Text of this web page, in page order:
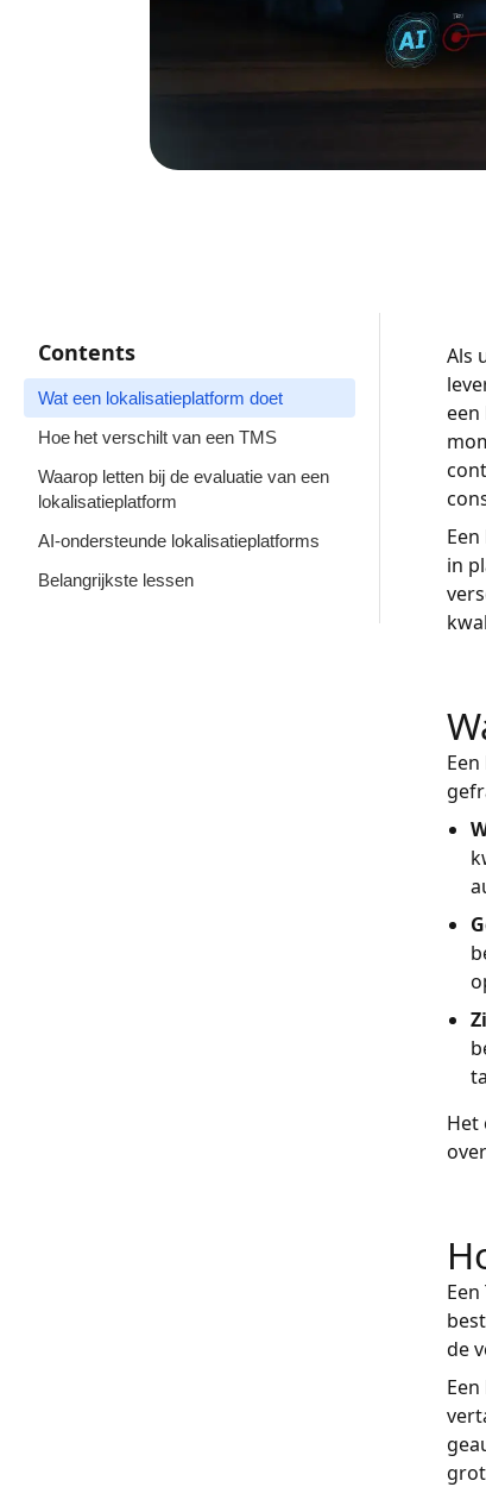
Contents
Wat een lokalisatieplatform doet
Hoe het verschilt van een TMS
Waarop letten bij de evaluatie van een
lokalisatieplatform
AI-ondersteunde lokalisatieplatforms
Belangrijkste lessen
Als
een
in
Het
de